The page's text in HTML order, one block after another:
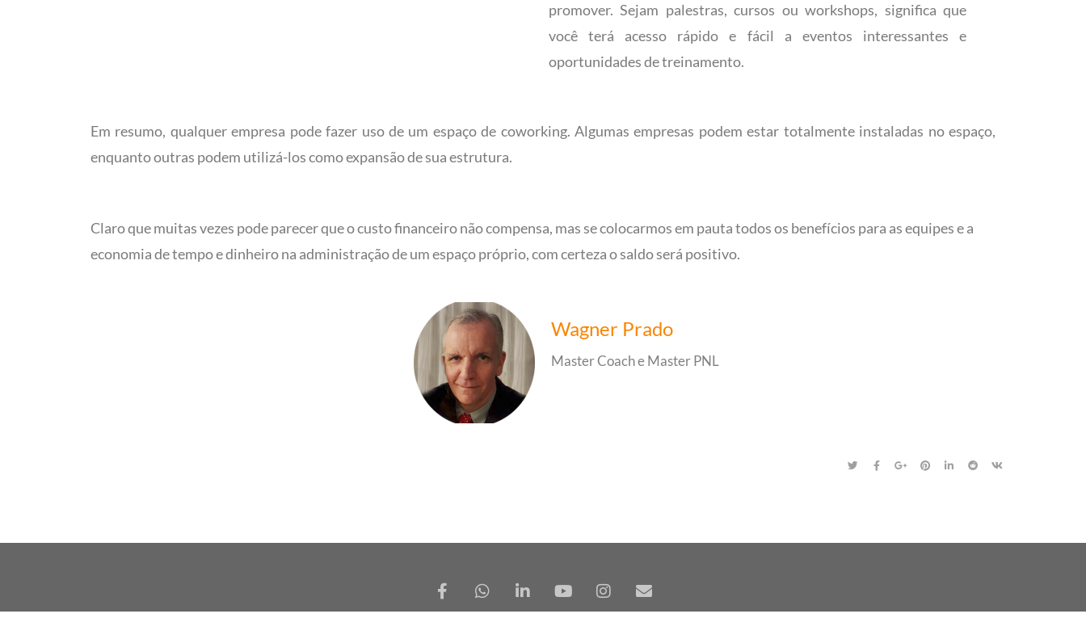
promover. Sejam palestras, cursos ou workshops, significa que
você terá acesso rápido e fácil a eventos interessantes e
oportunidades de treinamento.
Em resumo, qualquer empresa pode fazer uso de um espaço de coworking.Algumas empresas podem estar totalmente instaladas no espaço,
enquanto outras podem utilizá-los como expansão de sua estrutura.
Claro que muitas vezes pode parecer que o custo financeiro não compensa, mas se colocarmos em pauta todos os benefícios para as equipes e a
economia de tempo e dinheiro na administração de um espaço próprio, com certeza o saldo será positivo.
Wagner Prado
Master Coach e Master PNL